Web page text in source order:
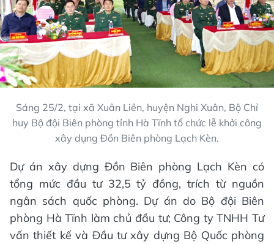
Sáng 25/2, tại xã Xuân Liên, huyện Nghi Xuân, Bộ Chỉ
huy Bộ đội Biên phòng tỉnh Hà Tĩnh tổ chức lễ khởi công
xây dụng Đồn Biên phòng Lạch Kèn.
Dự án xây dựng Đồn Biên phòng Lạch Kèn có
tổng mức đầu tư 32,5 tỷ đồng, trích từ nguồn
ngân sách quốc phòng. Dự án do Bộ đội Biên
phòng Hà Tĩnh làm chủ đầu tư; Công ty TNHH Tư
vấn thiết kế và Đầu tư xây dựng Bộ Quốc phòng